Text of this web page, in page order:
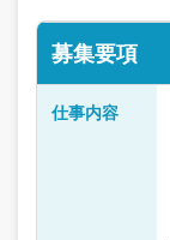
募集要項
仕事内容